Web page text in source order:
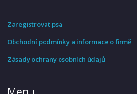
Zaregistrovat psa
Obchodní podmínky a informace o firmě
Zásady ochrany osobních údajů